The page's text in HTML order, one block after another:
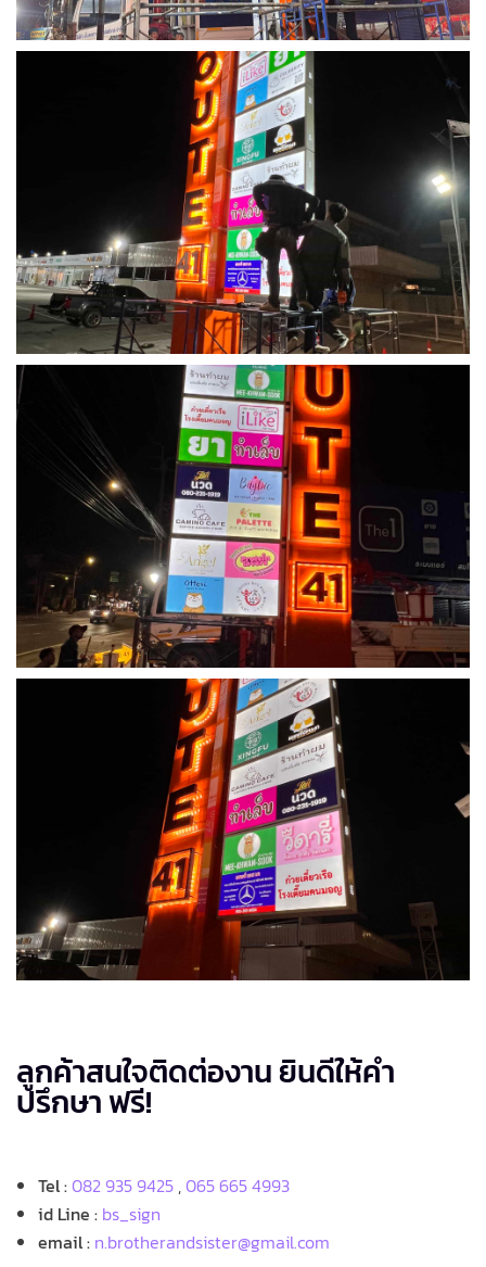
ลูกค้าสนใจติดต่องาน ยินดีให้คำ
ปรึกษา ฟรี!
Tel :082 935 9425 ,065 665 4993
id Line : bs_sign
email : n.brotherandsister@gmail.com